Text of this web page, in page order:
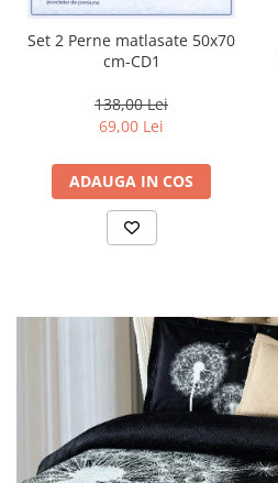
Set 2 Perne matlasate 50x70
cm-CD1
138,00 Lei
69,00 Lei
ADAUGA IN COS